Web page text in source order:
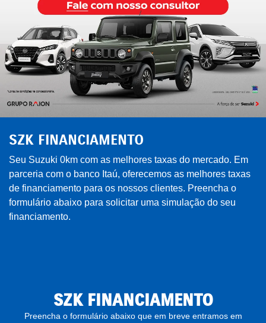
SZK FINANCIAMENTO
Seu Suzuki 0km com as melhores taxas do mercado. Em
parceria com o banco Itaú, oferecemos as melhores taxas
de financiamento para os nossos clientes. Preencha o
formulário abaixo para solicitar uma simulação do seu
financiamento.
SZK FINANCIAMENTO
Preencha o formulário abaixo que em breve entramos em